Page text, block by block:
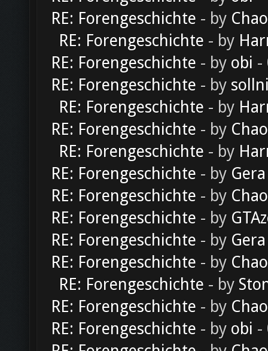
RE: Forengeschichte - by
RE: Forengeschichte - by
RE: Forengeschichte - by obi -
RE: Forengeschichte - by
RE: Forengeschichte - by
RE: Forengeschichte - by
RE: Forengeschichte - by
RE: Forengeschichte - by Gera
RE: Forengeschichte - by
RE: Forengeschichte - by
RE: Forengeschichte - by Gera
RE: Forengeschichte - by
RE: Forengeschichte - by
RE: Forengeschichte - by
RE: Forengeschichte - by obi -